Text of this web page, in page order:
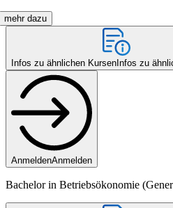
mehr dazu
Infos zu ähnlichen Kursen Infos zu
AnmeldenAnmelden
Bachelor in Betriebsökonomie